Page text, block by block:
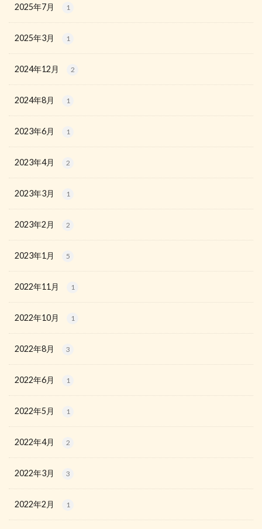
2025年7月 1
2025年3月 1
2024年12月 2
2024年8月 1
2023年6月 1
2023年4月 2
2023年3月 1
2023年2月 2
2023年1月 5
2022年11月 1
2022年10月 1
2022年8月 3
2022年6月 1
2022年5月 1
2022年4月 2
2022年3月 3
2022年2月 1